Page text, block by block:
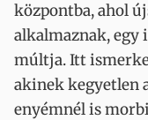
központba, ahol
alkalmaznak, egy
múltja. Itt
akinek kegyetlen
enyémnél is